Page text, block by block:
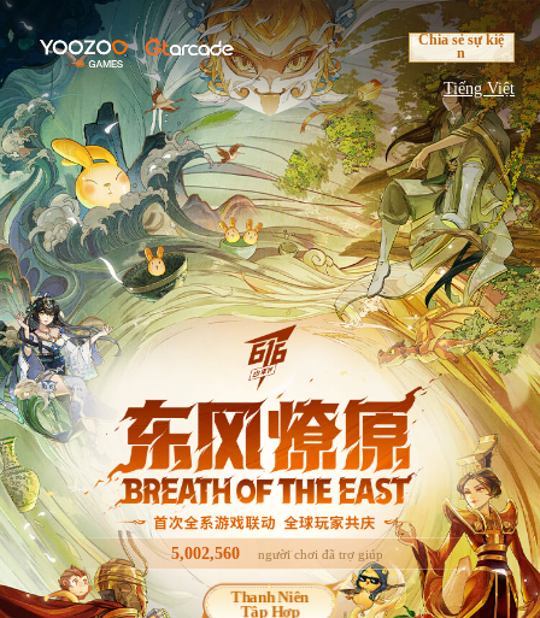
Chia sẻ sự kiệ
n
Tiếng Việt
5,002,560 người chơi đã trợ giúp
Thanh Niên
Tập Hợp